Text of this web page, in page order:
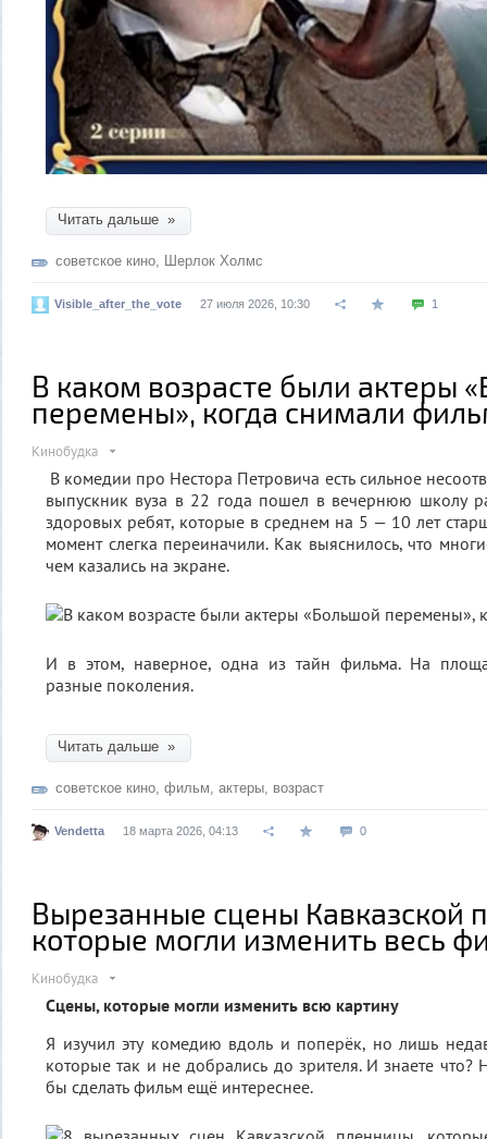
Читать дальше »
советское кино, Шерлок Холмс
Visible_after_the_vote 27 июля 2026, 10:30 1
В каком возрасте были актеры
перемены», когда снимали
Кинобудка
В комедии про Нестора Петровича есть сильное
выпускник вуза в 22 года пошел в вечернюю школу
здоровых ребят, которые в среднем на 5 — 10 лет
момент слегка переиначили. Как выяснилось, что
чем казались на экране.
И в этом, наверное, одна из тайн фильма. На
разные поколения.
Читать дальше »
советское кино, фильм, актеры, возраст
Vendetta 18 марта 2026, 04:13 0
Вырезанные сцены Кавказской
которые могли изменить весь
Кинобудка
Сцены, которые могли изменить всю картину
Я изучил эту комедию вдоль и поперёк, но лишь
которые так и не добрались до зрителя. И знаете
бы сделать фильм ещё интереснее.